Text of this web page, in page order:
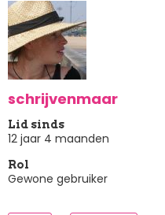
schrijvenmaar
Lid sinds
12 jaar 4 maanden
Rol
Gewone gebruiker